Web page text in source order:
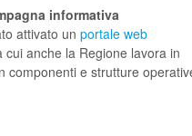
informativa
attivato un portale web
cui anche la Regione lavora in
componenti e strutture